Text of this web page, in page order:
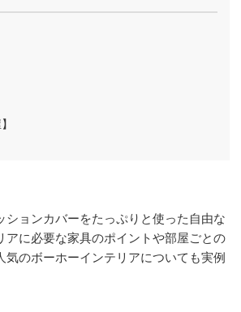
ョンカバーをたっぷりと使った自由な
に必要な家具のポイントや部屋ごとの
のボーホーインテリアについても実例